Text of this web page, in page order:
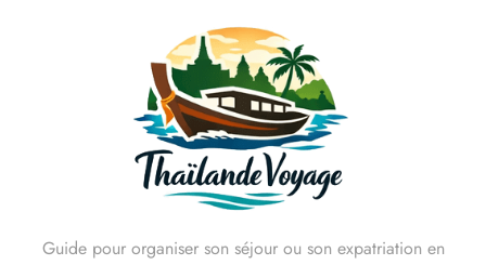
Guide pour organiser son séjour ou son expatriation en